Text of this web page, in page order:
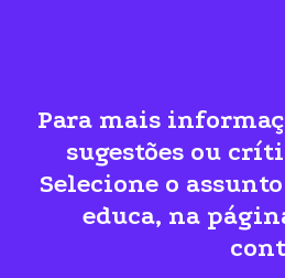
Para mais
sugestões ou
Selecione o
educa, na